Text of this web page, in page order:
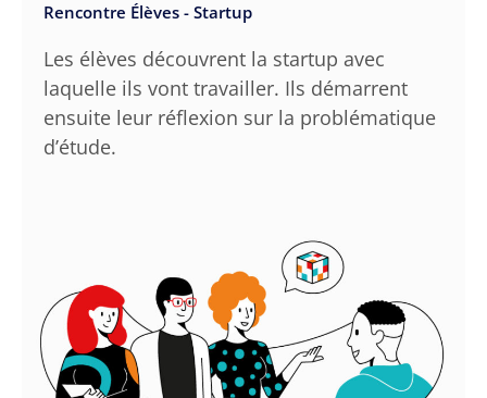
Rencontre Élèves - Startup
Les élèves découvrent la startup avec
laquelle ils vont travailler. Ils démarrent
ensuite leur réflexion sur la problématique
d’étude.